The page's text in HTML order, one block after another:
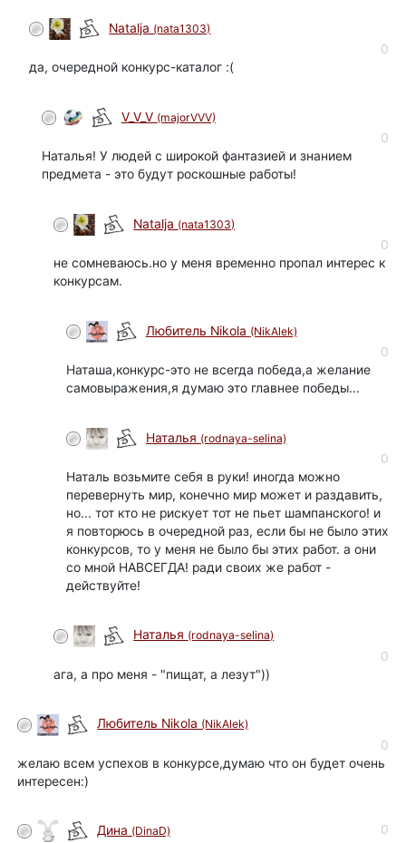
Natalja (nata1303)
0
да, очередной конкурс-каталог :(
V_V_V (majorVVV)
0
Наталья! У людей с широкой фантазией и знанием
предмета - это будут роскошные работы!
Natalja (nata1303)
0
не сомневаюсь.но у меня временно пропал интерес к
конкурсам.
Любитель Nikola (NikAlek)
0
Наташа,конкурс-это не всегда победа,а желание
самовыражения,я думаю это главнее победы...
Наталья (rodnaya-selina)
0
Наталь возьмите себя в руки! иногда можно
перевернуть мир, конечно мир может и раздавить,
но... тот кто не рискует тот не пьет шампанского! и
я повторюсь в очередной раз, если бы не было этих
конкурсов, то у меня не было бы этих работ. а они
со мной НАВСЕГДА! ради своих же работ -
действуйте!
Наталья (rodnaya-selina)
0
ага, а про меня - "пищат, а лезут"))
Любитель Nikola (NikAlek)
0
желаю всем успехов в конкурсе,думаю что он будет очень
интересен:)
Дина (DinaD)
0